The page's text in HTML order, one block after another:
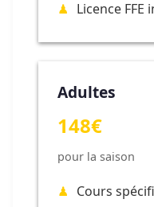
Licence FFE
Adultes
148€
pour la saison
Cours